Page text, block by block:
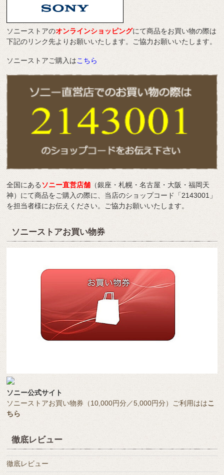
ソニーストアのオンラインショッピングにて商品をお買い物の際は
下記のリンク先よりお願いいたします。ご協力お願いいたします。
ソニーストアご購入はこちら
全国にあるソニー直営店舗 （銀座・札幌・名古屋・大阪・福岡天
神）にて商品をご購入の際に、当店のショップコード「2143001」
を担当者様にお伝えください。ご協力お願いいたします。
ソニーストアお買い物券
ソニー公式サイト
ソニーストアお買い物券（10,000円分／5,000円分）ご利用ははこ
ちら
徹底レビュー
徹底レビュー